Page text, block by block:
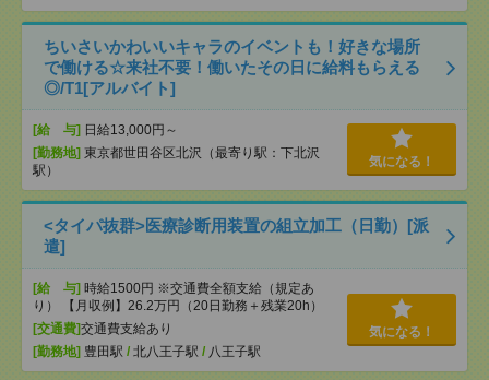
ちいさいかわいいキャラのイベントも！好きな場所
で働ける☆来社不要！働いたその日に給料もらえる
◎/T1[アルバイト]
[給 与] 日給13,000円～
[勤務地] 東京都世田谷区北沢（最寄り駅：下北沢
駅）
気になる！
<タイパ抜群>医療診断用装置の組立加工（日勤）[派
遣]
[給 与] 時給1500円 ※交通費全額支給（規定あ
り） 【月収例】26.2万円（20日勤務＋残業20h）
[交通費]交通費支給あり
[勤務地] 豊田駅 / 北八王子駅 / 八王子駅
気になる！